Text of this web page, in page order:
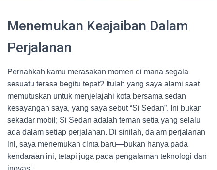
Menemukan Keajaiban Dalam
Perjalanan
Pernahkah kamu merasakan momen di mana segala
sesuatu terasa begitu tepat? Itulah yang saya alami saat
memutuskan untuk menjelajahi kota bersama sedan
kesayangan saya, yang saya sebut “Si Sedan”. Ini bukan
sekadar mobil; Si Sedan adalah teman setia yang selalu
ada dalam setiap perjalanan. Di sinilah, dalam perjalanan
ini, saya menemukan cinta baru—bukan hanya pada
kendaraan ini, tetapi juga pada pengalaman teknologi dan
inovasi.